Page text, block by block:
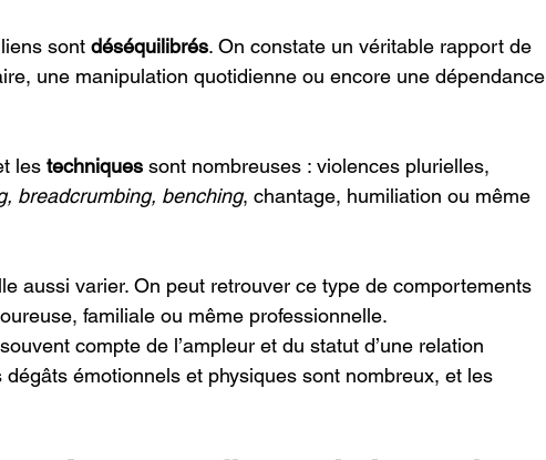
sont déséquilibrés. On constate un véritable rapport de
une manipulation quotidienne ou encore une dépendance
les techniques sont nombreuses : violences plurielles,
breadcrumbing, benching, chantage, humiliation ou même
aussi varier. On peut retrouver ce type de comportements
familiale ou même professionnelle.
compte de l’ampleur et du statut d’une relation
dégâts émotionnels et physiques sont nombreux, et les